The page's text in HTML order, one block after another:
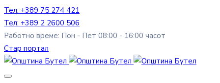
Тел: +389 75 274 421
Тел: +389 2 2600 506
Работно време: Пон - Пет 08:00 - 16:00 часот
Стар портал